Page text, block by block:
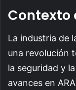
Contexto
La industria de
una revolución
la seguridad y
avances en